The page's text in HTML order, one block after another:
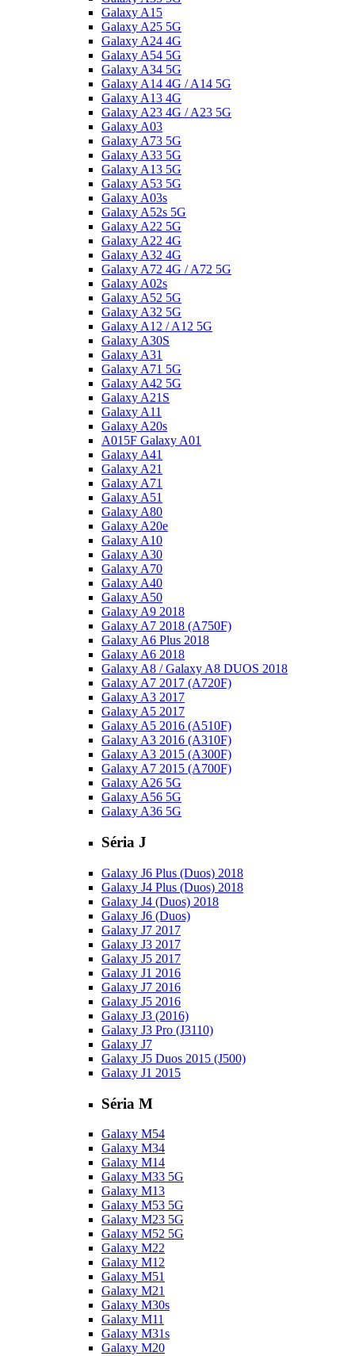
Galaxy A15
Galaxy A25 5G
Galaxy A24 4G
Galaxy A54 5G
Galaxy A34 5G
Galaxy A14 4G / A14 5G
Galaxy A13 4G
Galaxy A23 4G / A23 5G
Galaxy A03
Galaxy A73 5G
Galaxy A33 5G
Galaxy A13 5G
Galaxy A53 5G
Galaxy A03s
Galaxy A52s 5G
Galaxy A22 5G
Galaxy A22 4G
Galaxy A32 4G
Galaxy A72 4G / A72 5G
Galaxy A02s
Galaxy A52 5G
Galaxy A32 5G
Galaxy A12 / A12 5G
Galaxy A30S
Galaxy A31
Galaxy A71 5G
Galaxy A42 5G
Galaxy A21S
Galaxy A11
Galaxy A20s
A015F Galaxy A01
Galaxy A41
Galaxy A21
Galaxy A71
Galaxy A51
Galaxy A80
Galaxy A20e
Galaxy A10
Galaxy A30
Galaxy A70
Galaxy A40
Galaxy A50
Galaxy A9 2018
Galaxy A7 2018 (A750F)
Galaxy A6 Plus 2018
Galaxy A6 2018
Galaxy A8 / Galaxy A8 DUOS 2018
Galaxy A7 2017 (A720F)
Galaxy A3 2017
Galaxy A5 2017
Galaxy A5 2016 (A510F)
Galaxy A3 2016 (A310F)
Galaxy A3 2015 (A300F)
Galaxy A7 2015 (A700F)
Galaxy A26 5G
Galaxy A56 5G
Galaxy A36 5G
Séria J
Galaxy J6 Plus (Duos) 2018
Galaxy J4 Plus (Duos) 2018
Galaxy J4 (Duos) 2018
Galaxy J6 (Duos)
Galaxy J7 2017
Galaxy J3 2017
Galaxy J5 2017
Galaxy J1 2016
Galaxy J7 2016
Galaxy J5 2016
Galaxy J3 (2016)
Galaxy J3 Pro (J3110)
Galaxy J7
Galaxy J5 Duos 2015 (J500)
Galaxy J1 2015
Séria M
Galaxy M54
Galaxy M34
Galaxy M14
Galaxy M33 5G
Galaxy M13
Galaxy M53 5G
Galaxy M23 5G
Galaxy M52 5G
Galaxy M22
Galaxy M12
Galaxy M51
Galaxy M21
Galaxy M30s
Galaxy M11
Galaxy M31s
Galaxy M20